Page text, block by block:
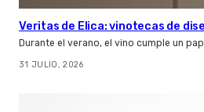
Veritas de Elica: vinotecas de
Durante el verano, el vino cumple un
31 JULIO, 2026